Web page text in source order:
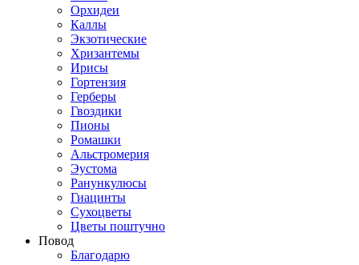
Орхидеи
Каллы
Экзотические
Хризантемы
Ирисы
Гортензия
Герберы
Гвоздики
Пионы
Ромашки
Альстромерия
Эустома
Ранункулюсы
Гиацинты
Сухоцветы
Цветы поштучно
Повод
Благодарю